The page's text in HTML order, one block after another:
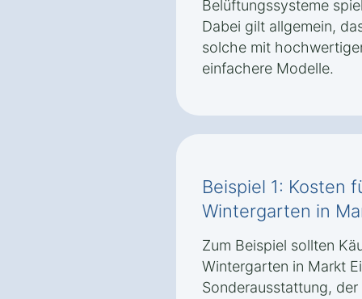
Belüftungssysteme
Dabei gilt allgemein,
solche mit
einfachere Modelle.
Beispiel 1: Kosten
Wintergarten in
Zum Beispiel sollten
Wintergarten in Markt
Sonderausstattung, der